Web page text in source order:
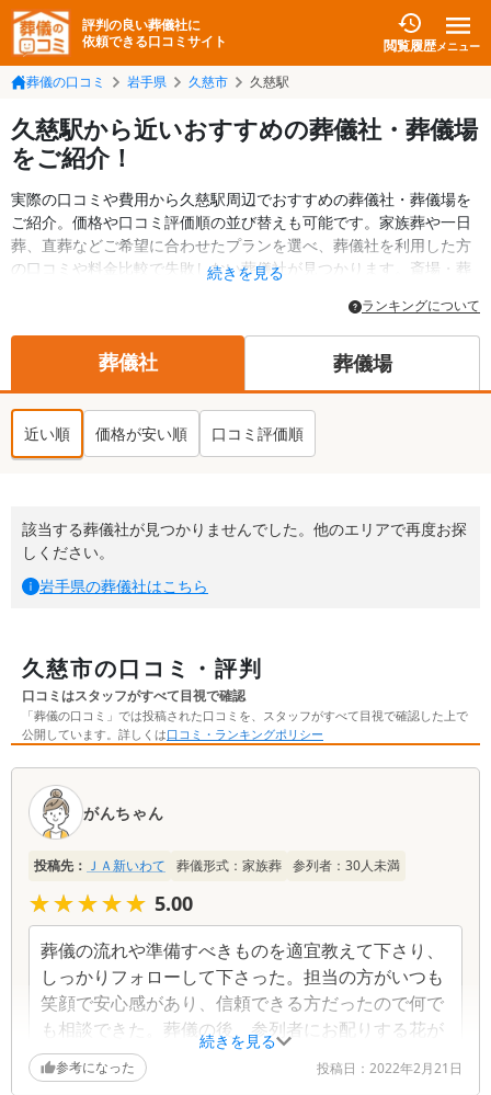
評判の良い葬儀社に
依頼できる口コミサイト
閲覧履歴メニュー
葬儀の口コミ 岩手県 久慈市 久慈駅
久慈駅から近いおすすめの葬儀社・葬儀場
をご紹介！
実際の口コミや費用から久慈駅周辺でおすすめの葬儀社・葬儀場を
ご紹介。価格や口コミ評価順の並び替えも可能です。家族葬や一日
葬、直葬などご希望に合わせたプランを選べ、葬儀社を利用した方
の口コミや料金比較で失敗しない葬儀社が見つかります。斎場・葬
も掲載しています。24時間の相談受付で深夜・早朝でも対応可能で
す。
続きを見る
ランキングについて
葬儀社 葬儀場
近い順 価格が安い順 口コミ評価順
該当する葬儀社が見つかりませんでした。他のエリアで再度お探
しください。
岩手県の葬儀社はこちら
久慈市の口コミ・評判
口コミはスタッフがすべて目視で確認
「葬儀の口コミ」では投稿された口コミを、スタッフがすべて目視で確認した上で
公開しています。詳しくは口コミ・ランキングポリシー
続きを見る
がんちゃん
投稿先： ＪＡ新いわて 葬儀形式： 家族葬 参列者： 30人未満
★★★★★
★★★★★ 5.00
葬儀の流れや準備すべきものを適宜教えて下さり、
しっかりフォローして下さった。担当の方がいつも
笑顔で安心感があり、信頼できる方だったので何で
も相談できた。葬儀の後、参列者にお配りする花が
大量にあったが、手早くまとめて頂き、スムーズに
お渡しすることが出来た。
参考になった 投稿日： 2022年2月21日